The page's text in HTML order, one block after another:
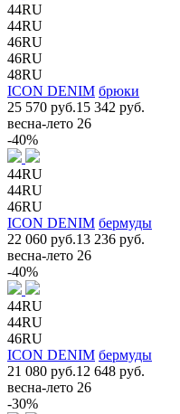
44RU
44RU
46RU
46RU
48RU
ICON DENIM брюки
25 570 руб.15 342 руб.
весна-лето 26
-40%
44RU
44RU
46RU
ICON DENIM бермуды
22 060 руб.13 236 руб.
весна-лето 26
-40%
44RU
44RU
46RU
ICON DENIM бермуды
21 080 руб.12 648 руб.
весна-лето 26
-30%